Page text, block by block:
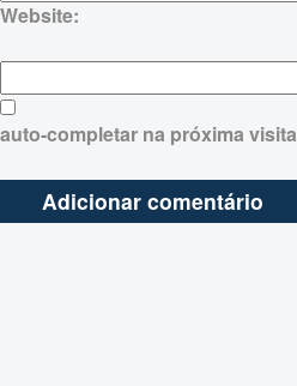
Website:
auto-completar na próxima visita